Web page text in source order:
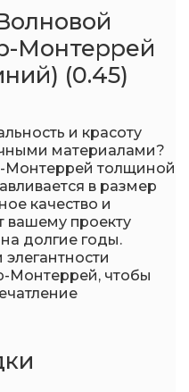
Монтеррей
(0.45)
и красоту
материалами?
Монтеррей толщиной
в размер
качество и
вашему проекту
долгие годы.
Монтеррей, чтобы